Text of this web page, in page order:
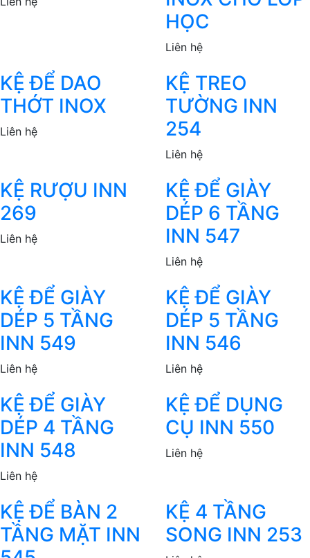
HỌC
Liên hệ
KỆ ĐỂ DAO
THỚT INOX
Liên hệ
KỆ TREO
TƯỜNG INN
254
Liên hệ
KỆ RƯỢU INN
269
Liên hệ
KỆ ĐỂ GIÀY
DÉP 6 TẦNG
INN 547
Liên hệ
KỆ ĐỂ GIÀY
DÉP 5 TẦNG
INN 549
Liên hệ
KỆ ĐỂ GIÀY
DÉP 5 TẦNG
INN 546
Liên hệ
KỆ ĐỂ GIÀY
DÉP 4 TẦNG
INN 548
Liên hệ
KỆ ĐỂ DỤNG
CỤ INN 550
Liên hệ
KỆ ĐỂ BÀN 2
TẦNG MẶT INN
KỆ 4 TẦNG
SONG INN 253